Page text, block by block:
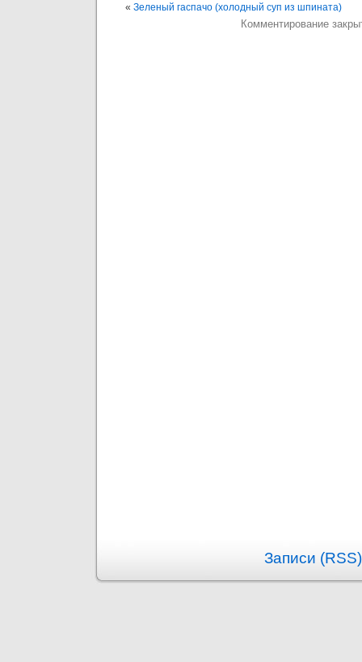
« Зеленый гаспачо (холодный суп из шпината)
Комментирование
Записи (RSS)